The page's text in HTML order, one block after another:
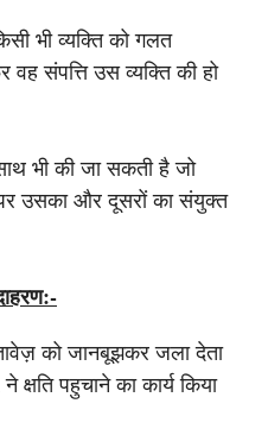
भी व्यक्ति को गलत
वह संपत्ति उस व्यक्ति की हो
भी की जा सकती है जो
उसका और दूसरों का संयुक्त
को जानबूझकर जला देता
पहुचाने का कार्य किया